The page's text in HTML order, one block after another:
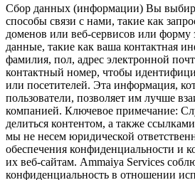
Сбор данных (информации) Вы
способы связи с нами, такие как
доменов или веб-сервисов или
данные, такие как ваша контактная
фамилия, пол, адрес электронной
контактный номер, чтобы
или посетителей. Эта информация,
пользователи, позволяет им лучше
компанией. Ключевое примечание:
делиться контентом, а также
мы не несем юридической
обеспечения конфиденциальности и
их веб-сайтам. Ammaiya Services
конфиденциальность в отношении